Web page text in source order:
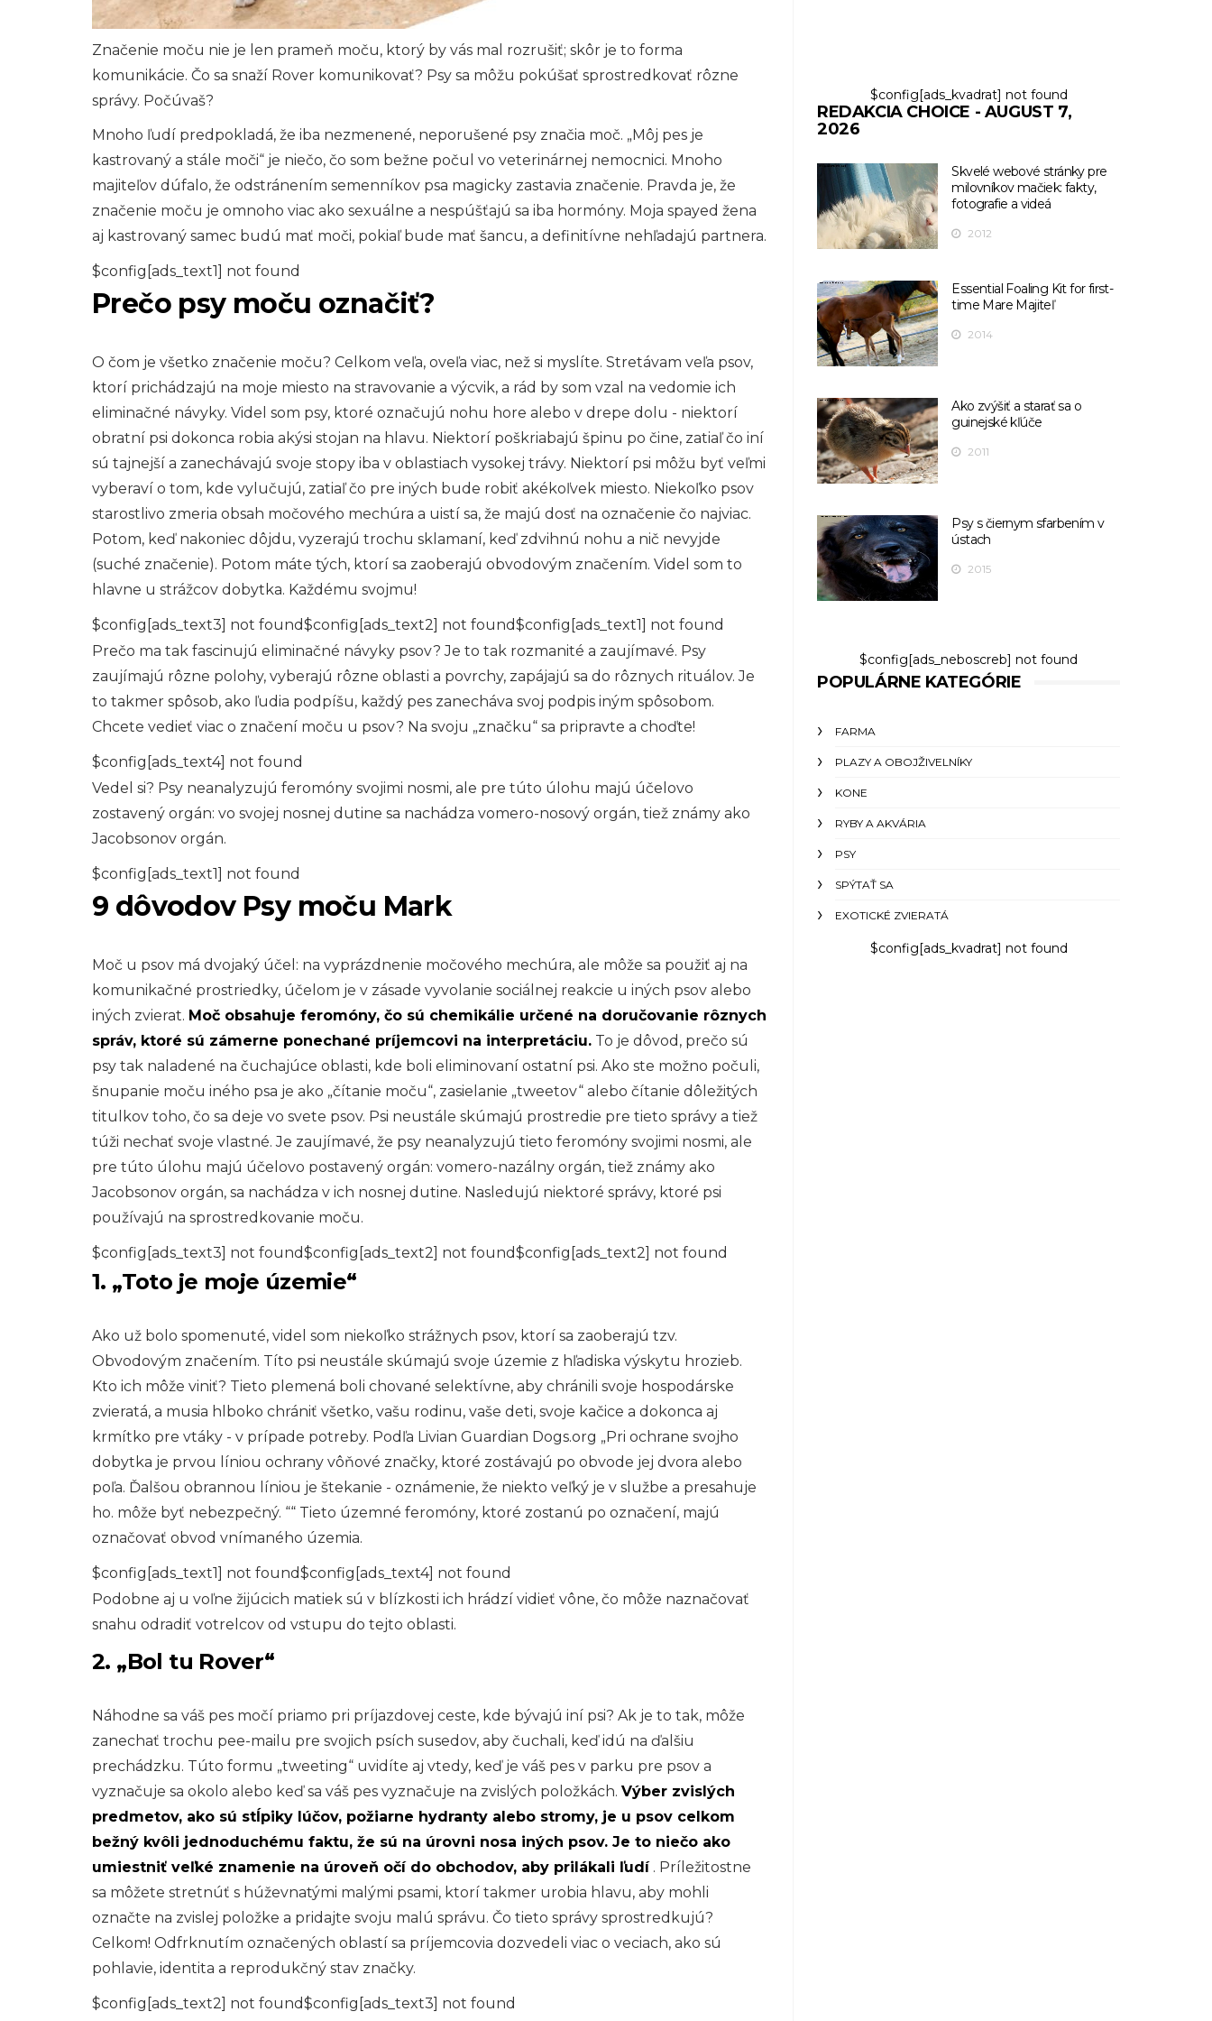
Značenie moču nie je len prameň moču, ktorý by vás mal rozrušiť; skôr je to forma
komunikácie. Čo sa snaží Rover komunikovať? Psy sa môžu pokúšať sprostredkovať rôzne
správy. Počúvaš?
Mnoho ľudí predpokladá, že iba nezmenené, neporušené psy značia moč. „Môj pes je
kastrovaný a stále moči“ je niečo, čo som bežne počul vo veterinárnej nemocnici. Mnoho
majiteľov dúfalo, že odstránením semenníkov psa magicky zastavia značenie. Pravda je, že
značenie moču je omnoho viac ako sexuálne a nespúšťajú sa iba hormóny. Moja spayed žena
aj kastrovaný samec budú mať moči, pokiaľ bude mať šancu, a definitívne nehľadajú partnera.
$config[ads_text1] not found
Prečo psy moču označiť?
O čom je všetko značenie moču? Celkom veľa, oveľa viac, než si myslíte. Stretávam veľa psov,
ktorí prichádzajú na moje miesto na stravovanie a výcvik, a rád by som vzal na vedomie ich
eliminačné návyky. Videl som psy, ktoré označujú nohu hore alebo v drepe dolu - niektorí
obratní psi dokonca robia akýsi stojan na hlavu. Niektorí poškriabajú špinu po čine, zatiaľ čo iní
sú tajnejší a zanechávajú svoje stopy iba v oblastiach vysokej trávy. Niektorí psi môžu byť veľmi
vyberaví o tom, kde vylučujú, zatiaľ čo pre iných bude robiť akékoľvek miesto. Niekoľko psov
starostlivo zmeria obsah močového mechúra a uistí sa, že majú dosť na označenie čo najviac.
Potom, keď nakoniec dôjdu, vyzerajú trochu sklamaní, keď zdvihnú nohu a nič nevyjde
(suché značenie). Potom máte tých, ktorí sa zaoberajú obvodovým značením. Videl som to
hlavne u strážcov dobytka. Každému svojmu!
$config[ads_text3] not found$config[ads_text2] not found$config[ads_text1] not found
Prečo ma tak fascinujú eliminačné návyky psov? Je to tak rozmanité a zaujímavé. Psy
zaujímajú rôzne polohy, vyberajú rôzne oblasti a povrchy, zapájajú sa do rôznych rituálov. Je
to takmer spôsob, ako ľudia podpíšu, každý pes zanecháva svoj podpis iným spôsobom.
Chcete vedieť viac o značení moču u psov? Na svoju „značku“ sa pripravte a choďte!
$config[ads_text4] not found
Vedel si? Psy neanalyzujú feromóny svojimi nosmi, ale pre túto úlohu majú účelovo
zostavený orgán: vo svojej nosnej dutine sa nachádza vomero-nosový orgán, tiež známy ako
Jacobsonov orgán.
$config[ads_text1] not found
9 dôvodov Psy moču Mark
Moč u psov má dvojaký účel: na vyprázdnenie močového mechúra, ale môže sa použiť aj na
komunikačné prostriedky, účelom je v zásade vyvolanie sociálnej reakcie u iných psov alebo
iných zvierat. Moč obsahuje feromóny, čo sú chemikálie určené na doručovanie rôznych
správ, ktoré sú zámerne ponechané príjemcovi na interpretáciu. To je dôvod, prečo sú
psy tak naladené na čuchajúce oblasti, kde boli eliminovaní ostatní psi. Ako ste možno počuli,
šnupanie moču iného psa je ako „čítanie moču“, zasielanie „tweetov“ alebo čítanie dôležitých
titulkov toho, čo sa deje vo svete psov. Psi neustále skúmajú prostredie pre tieto správy a tiež
túži nechať svoje vlastné. Je zaujímavé, že psy neanalyzujú tieto feromóny svojimi nosmi, ale
pre túto úlohu majú účelovo postavený orgán: vomero-nazálny orgán, tiež známy ako
Jacobsonov orgán, sa nachádza v ich nosnej dutine. Nasledujú niektoré správy, ktoré psi
používajú na sprostredkovanie moču.
$config[ads_text3] not found$config[ads_text2] not found$config[ads_text2] not found
1. „Toto je moje územie“
Ako už bolo spomenuté, videl som niekoľko strážnych psov, ktorí sa zaoberajú tzv.
Obvodovým značením. Títo psi neustále skúmajú svoje územie z hľadiska výskytu hrozieb.
Kto ich môže viniť? Tieto plemená boli chované selektívne, aby chránili svoje hospodárske
zvieratá, a musia hlboko chrániť všetko, vašu rodinu, vaše deti, svoje kačice a dokonca aj
krmítko pre vtáky - v prípade potreby. Podľa Livian Guardian Dogs.org „Pri ochrane svojho
dobytka je prvou líniou ochrany vôňové značky, ktoré zostávajú po obvode jej dvora alebo
poľa. Ďalšou obrannou líniou je štekanie - oznámenie, že niekto veľký je v službe a presahuje
ho. môže byť nebezpečný. ““ Tieto územné feromóny, ktoré zostanú po označení, majú
označovať obvod vnímaného územia.
$config[ads_text1] not found$config[ads_text4] not found
Podobne aj u voľne žijúcich matiek sú v blízkosti ich hrádzí vidieť vône, čo môže naznačovať
snahu odradiť votrelcov od vstupu do tejto oblasti.
2. „Bol tu Rover“
Náhodne sa váš pes močí priamo pri príjazdovej ceste, kde bývajú iní psi? Ak je to tak, môže
zanechať trochu pee-mailu pre svojich psích susedov, aby čuchali, keď idú na ďalšiu
prechádzku. Túto formu „tweeting“ uvidíte aj vtedy, keď je váš pes v parku pre psov a
vyznačuje sa okolo alebo keď sa váš pes vyznačuje na zvislých položkách. Výber zvislých
predmetov, ako sú stĺpiky lúčov, požiarne hydranty alebo stromy, je u psov celkom
bežný kvôli jednoduchému faktu, že sú na úrovni nosa iných psov. Je to niečo ako
umiestniť veľké znamenie na úroveň očí do obchodov, aby prilákali ľudí. Príležitostne
sa môžete stretnúť s húževnatými malými psami, ktorí takmer urobia hlavu, aby mohli
označte na zvislej položke a pridajte svoju malú správu. Čo tieto správy sprostredkujú?
Celkom! Odfrknutím označených oblastí sa príjemcovia dozvedeli viac o veciach, ako sú
pohlavie, identita a reprodukčný stav značky.
$config[ads_text2] not found$config[ads_text3] not found
$config[ads_kvadrat] not found
REDAKCIA CHOICE - AUGUST 7,
2026
Skvelé webové stránky pre
milovníkov mačiek: fakty,
fotografie a videá
2012
Essential Foaling Kit for first-
time Mare Majiteľ
2014
Ako zvýšiť a starať sa o
guinejské kľúče
2011
Psy s čiernym sfarbením v
ústach
2015
$config[ads_neboscreb] not found
POPULÁRNE KATEGÓRIE
FARMA
PLAZY A OBOJŽIVELNÍKY
KONE
RYBY A AKVÁRIA
PSY
SPÝTAŤ SA
EXOTICKÉ ZVIERATÁ
$config[ads_kvadrat] not found